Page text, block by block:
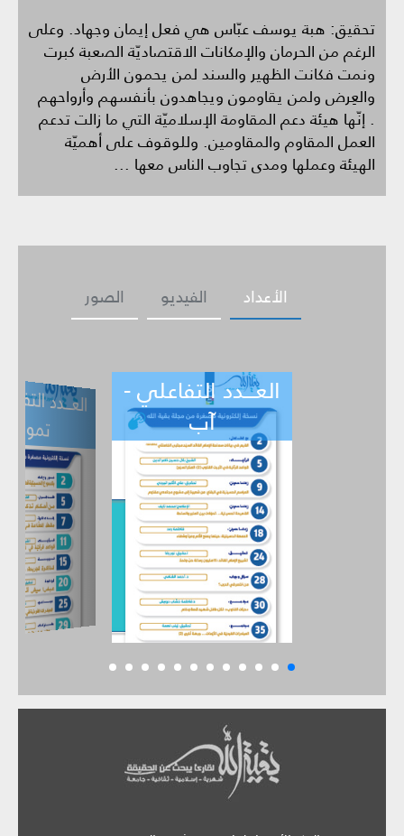
تحقيق: هبة يوسف عبّاس هي فعل إيمان وجهاد. وعلى
الرغم من الحرمان والإمكانات الاقتصاديّة الصعبة كبرت
ونمت فكانت الظهير والسند لمن يحمون الأرض
والعِرض ولمن يقاومون ويجاهدون بأنفسهم وأرواحهم
. إنّها هيئة دعم المقاومة الإسلاميّة التي ما زالت تدعم
العمل المقاوم والمقاومين. وللوقوف على أهميّة
الهيئة وعملها ومدى تجاوب الناس معها ...
الصور الفيديو الأعداد
العـــدد التفاعلي -
تموز
العـــدد
ي
حزيران